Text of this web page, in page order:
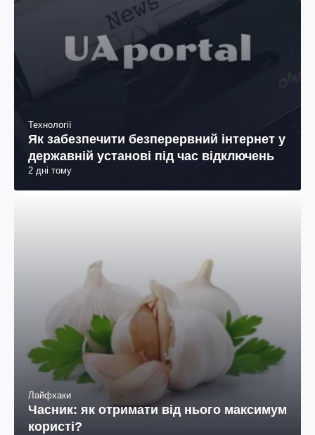
Технології
Як забезпечити безперервний інтернет у
державній установі під час відключень
2 дні тому
Лайфхаки
Часник: як отримати від нього максимум
користі?